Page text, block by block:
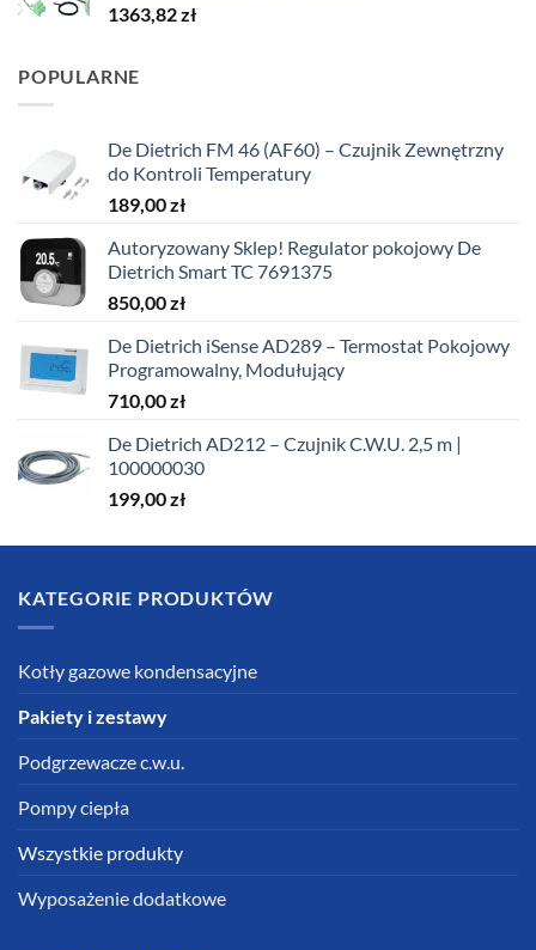
1363,82zł
POPULARNE
De Dietrich FM 46 (AF60) – Czujnik Zewnętrzny
do Kontroli Temperatury
189,00zł
Autoryzowany Sklep! Regulator pokojowy De
Dietrich Smart TC 7691375
850,00zł
De Dietrich iSense AD289 – Termostat Pokojowy
Programowalny, Modułujący
710,00zł
De Dietrich AD212 – Czujnik C.W.U. 2,5 m |
100000030
199,00zł
KATEGORIE PRODUKTÓW
Kotły gazowe kondensacyjne
Pakiety i zestawy
Podgrzewacze c.w.u.
Pompy ciepła
Wszystkie produkty
Wyposażenie dodatkowe